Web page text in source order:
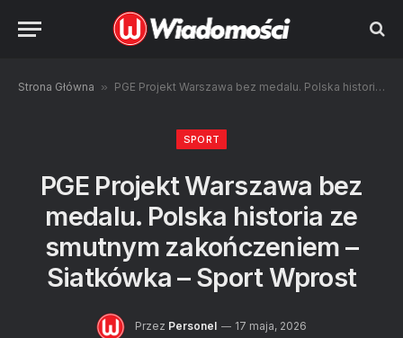
Strona Główna » PGE Projekt Warszawa bez medalu. Polska historia ze smutnym zakończeniem – Siatkówka – Sport Wprost
SPORT
PGE Projekt Warszawa bez
medalu. Polska historia ze
smutnym zakończeniem –
Siatkówka – Sport Wprost
Przez Personel 17 maja, 2026